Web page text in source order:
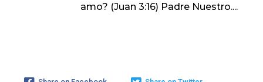
amo? (Juan 3:16) Padre Nuestro....